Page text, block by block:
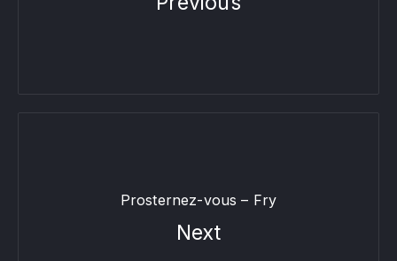
Prosternez-vous – Fry
Next